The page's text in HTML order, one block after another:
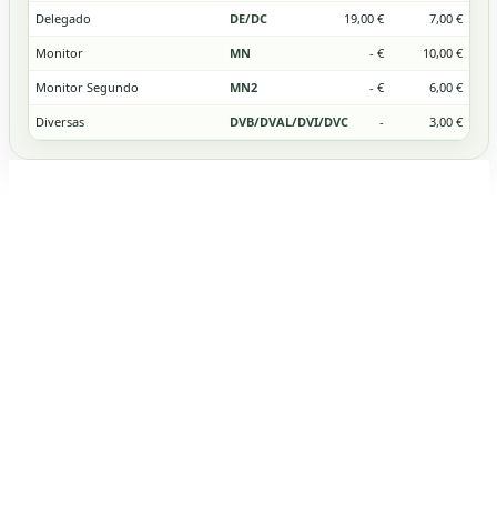
Delegado DE/DC 19,00 € 7,00 €
Monitor MN - € 10,00 €
Monitor Segundo MN2 - € 6,00 €
Diversas DVB/DVAL/DVI/DVC - 3,00 €